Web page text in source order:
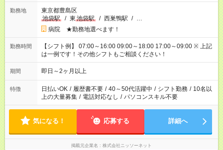
勤務地
東京都豊島区
池袋駅
/ 東 池袋駅 / 西巣鴨駅 / …
病院 ★勤務地選べます！
勤務時間
【シフト例】 07:00～16:00 09:00～18:00 17:00～09:00 ※ 上記
は一例です！その他シフトもご相談ください！
期間 即日～2ヶ月以上
特徴 日払いOK / 履歴書不要 / 40～50代活躍中 / シフト勤務 / 10名以
上の大量募集 / 電話対応なし / パソコンスキル不要
気になる！ 応募する 詳細へ
掲載元企業名 株式会社ニッソーネット